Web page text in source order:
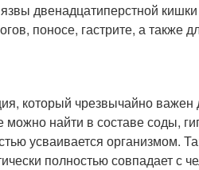
двенадцатиперстной
поносе, гастрите, а также
который чрезвычайно
найти в составе соды,
усваивается организмом.
полностью совпадает с